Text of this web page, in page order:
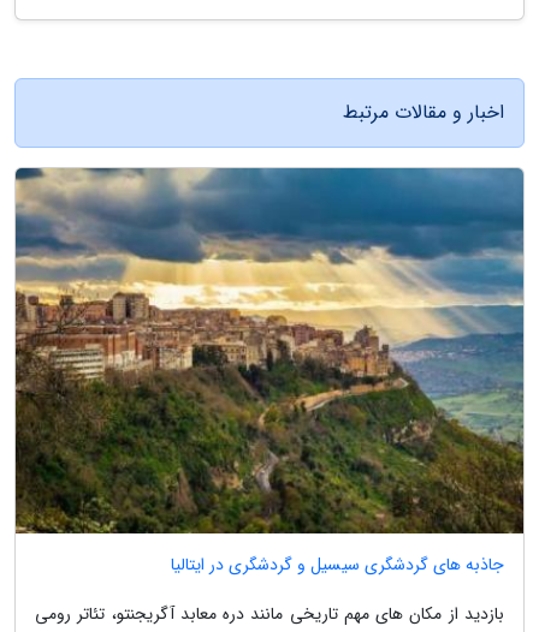
اخبار و مقالات مرتبط
جاذبه های گردشگری سیسیل و گردشگری در ایتالیا
بازدید از مکان های مهم تاریخی مانند دره معابد آگریجنتو، تئاتر رومی